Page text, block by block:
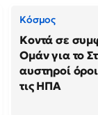
Κόσμος
Κοντά σε
Ομάν για το
αυστηροί
τις ΗΠΑ